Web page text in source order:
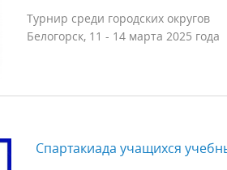
Турнир среди городских округов
Белогорск, 11 - 14 марта 2025 года
Спартакиада учащихся